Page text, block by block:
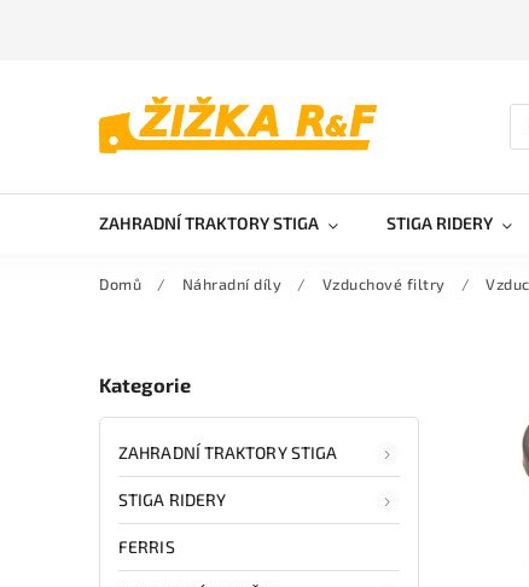
ZAHRADNÍ TRAKTORY STIGA STIGA RIDERY
Domů / Náhradní díly / Vzduchové filtry /
Kategorie
ZAHRADNÍ TRAKTORY STIGA
STIGA RIDERY
FERRIS